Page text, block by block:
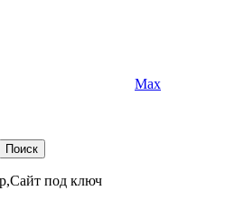
Max
Сайт под ключ